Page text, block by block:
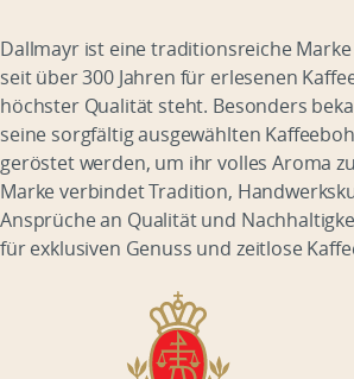
Dallmayr ist eine traditionsreiche
seit über 300 Jahren für erlesenen
höchster Qualität steht. Besonders
seine sorgfältig ausgewählten
geröstet werden, um ihr volles Aroma
Marke verbindet Tradition,
Ansprüche an Qualität und
für exklusiven Genuss und zeitlose